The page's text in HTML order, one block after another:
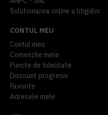
Solutionarea online a litigiilor
CONTUL MEU
Contul meu
Comenzile mele
Puncte de fidelitate
Discount progresiv
Favorite
Adresele mele